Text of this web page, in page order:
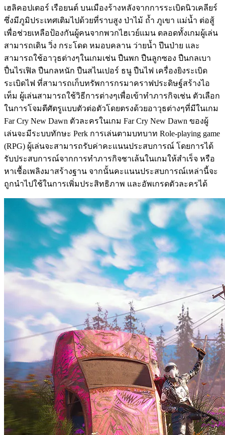
เฮลิคอปเตอร์ เรือยนต์ บนเมืองร้างหลังจากการระเบิดนิวเคลียร์
ซึ่งมีภูมิประเทศเติมไปด้วยที่ราบสูง ป่าไม้ ถ้ำ ภูเขา แม่น้ำ ต่อสู้
เพื่อช่วยเหลือป้องกันผู้คนจากพวกไฮเวย์แมน ตลอดทั้งเกมผู้เล่น
สามารถเดิน วิ่ง กระโดด หมอบคลาน ว่ายน้ำ ปีนป่าย และ
สามารถใช้อาวุธต่างๆในเกมเช่น ปืนพก ปืนลูกซอง ปืนกลเบา
ปื่นไรเฟิล ปืนกลหนัก ปืนสไนเปอร์ ธนู ปืนไฟ เครื่องยิงระเบิด
ระเบิดไฟ ที่สามารถเก็บทรัพการกรมาคราฟประดิษฐ์สร้างไอ
เท็ม ผู้เล่นสามารถใช้วิธีการต่างๆเพื่อเข้าทำภารกิจเช่น ตัวเลือก
ในการโจมตีศัตรูแบบตัวต่อตัวโดยตรงด้วยอาวุธต่างๆที่มีในเกม
Far Cry New Dawn ตัวละครในเกม Far Cry New Dawn ของผู้
เล่นจะมีระบบทักษะ Perk การเล่นตามบทบาท Role-playing game
(RPG) ผู้เล่นจะสามารถรับค่าคะแนนประสบการณ์ โดยการได้
รับประสบการณ์จากการทำภารกิจชาเล้นในเกมให้สำเร็จ หรือ
หาเชื้อเพลิงมาสร้างฐาน จากนั้นคะแนนประสบการณ์เหล่านี้จะ
ถูกนำไปใช้ในการเพิ่มประสิทธิภาพ และอัพเกรดตัวละครได้